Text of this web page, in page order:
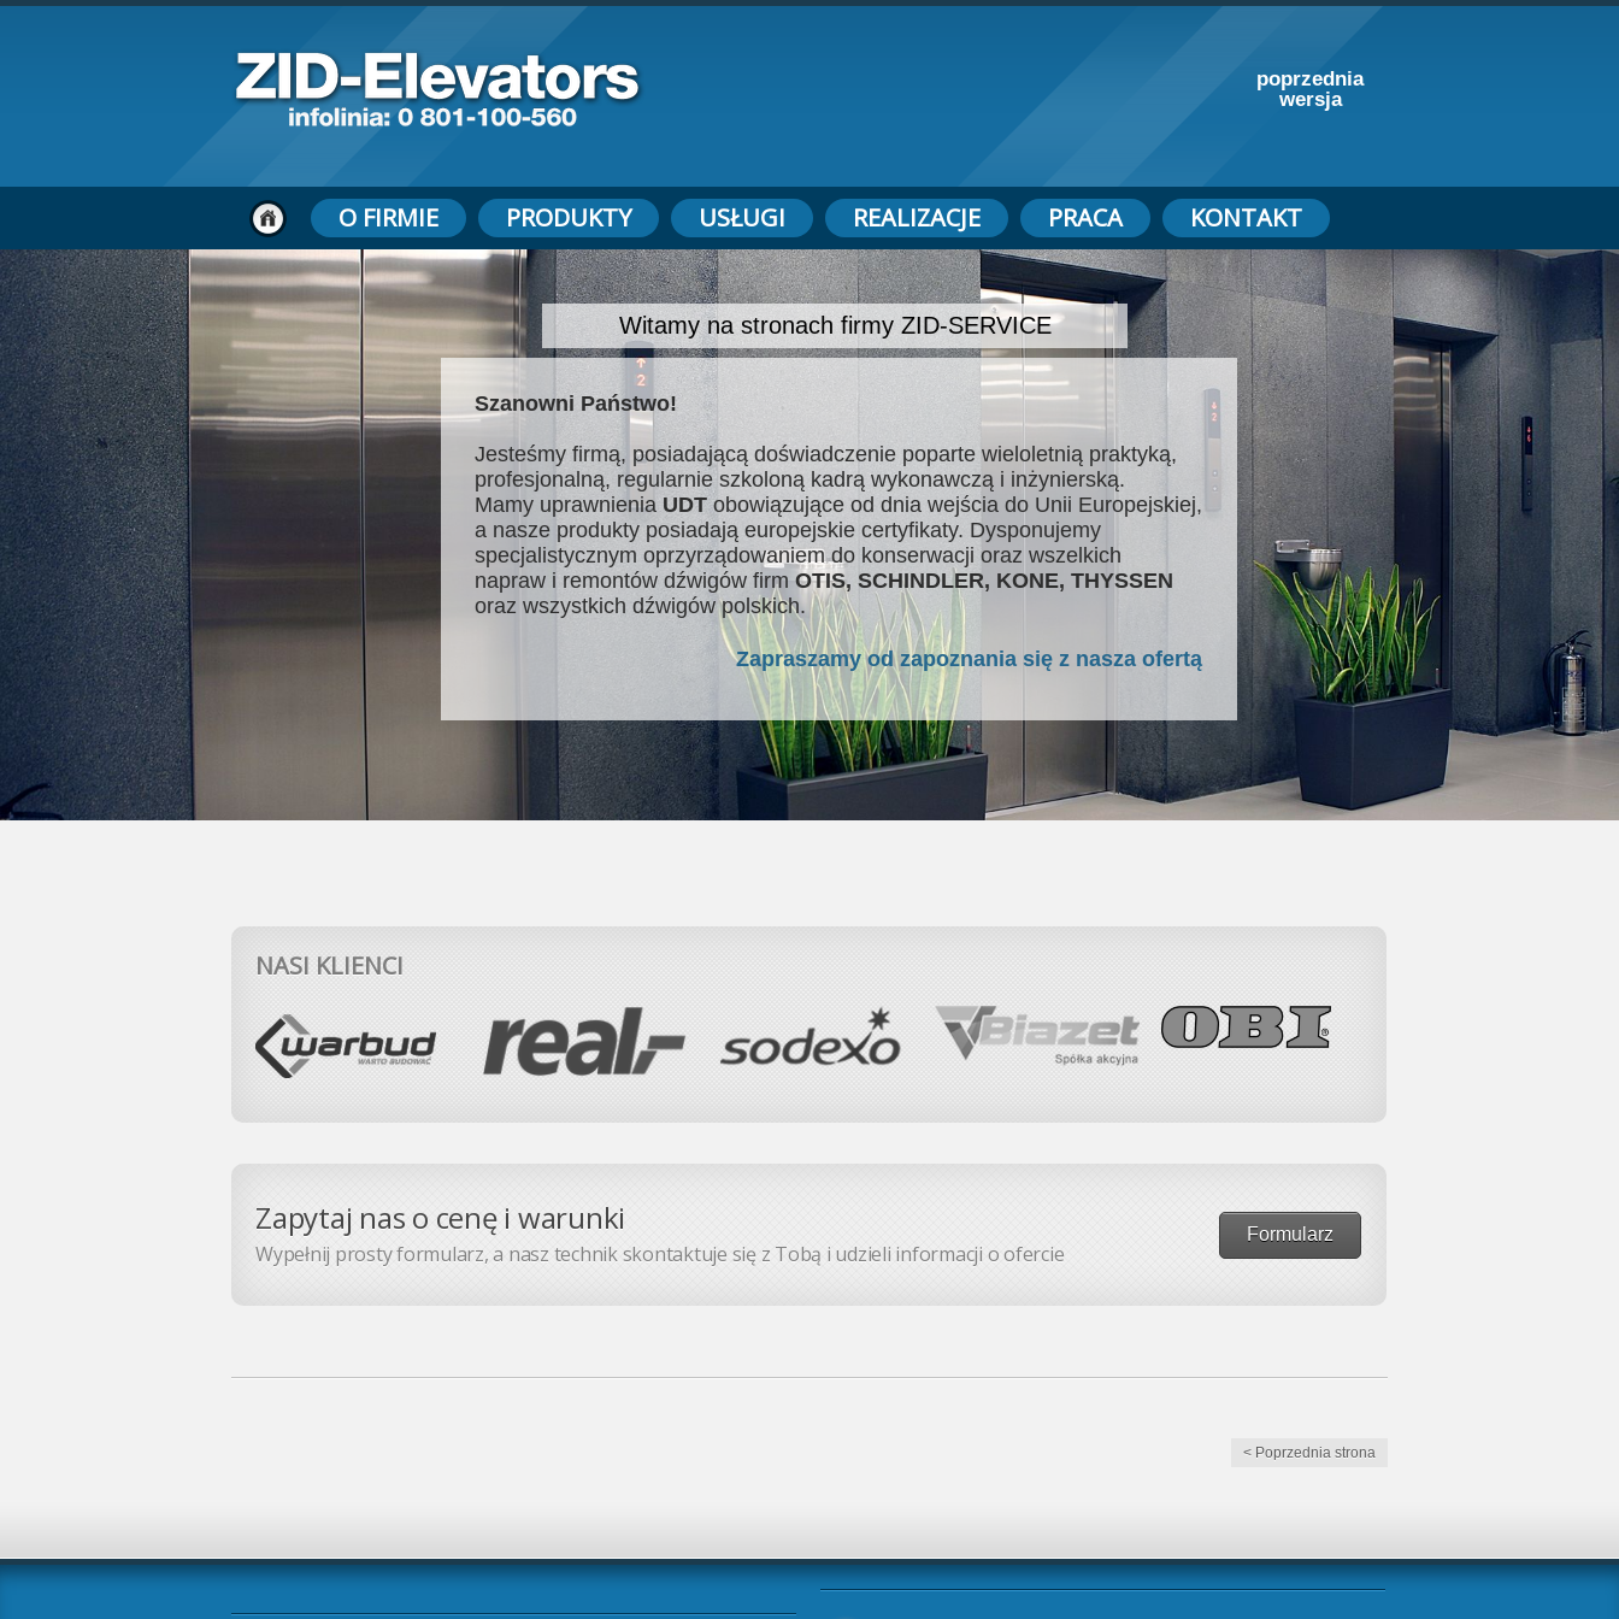
poprzednia
wersja
O FIRMIE PRODUKTY USŁUGI REALIZACJE PRACA KONTAKT
Witamy na stronach firmy ZID-SERVICE
Szanowni Państwo!
Jesteśmy firmą, posiadającą doświadczenie poparte wieloletnią praktyką,
profesjonalną, regularnie szkoloną kadrą wykonawczą i inżynierską.
Mamy uprawnienia UDT obowiązujące od dnia wejścia do Unii Europejskiej,
a nasze produkty posiadają europejskie certyfikaty. Dysponujemy
specjalistycznym oprzyrządowaniem do konserwacji oraz wszelkich
napraw i remontów dźwigów firmOTIS, SCHINDLER, KONE, THYSSEN
oraz wszystkich dźwigów polskich.
Zapraszamy od zapoznania się z nasza ofertą
NASI KLIENCI
Zapytaj nas o cenę i warunki
Wypełnij prosty formularz, a nasz technik skontaktuje się z Tobą i udzieli informacji o ofercie
Formularz
< Poprzednia strona